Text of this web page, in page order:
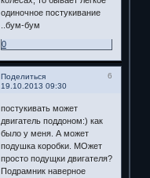
одиночное постукивание
..бум-бум
0
Поделиться
6
19.10.2013 09:30
постукивать может
двигатель поддоном:) как
было у меня. А может
подушка коробки. МОжет
просто подущки двигателя?
Подрамник наверное